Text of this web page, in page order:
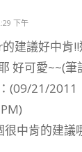
下午
建議好中肯
好可愛~~(筆
(09/21/2011
很中肯的建議